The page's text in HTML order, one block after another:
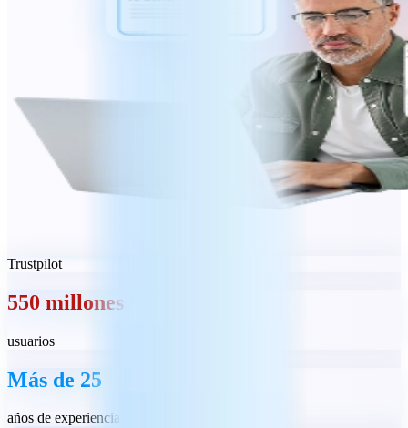
Trustpilot
550 millones
usuarios
Más de 25
años de experiencia